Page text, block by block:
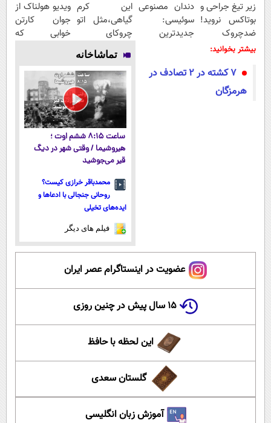
زیر تیغ جراحی و
بوتاکس نروید!
ضدچروک
جلبک
دندان مصنوعی
سوئیسی:
جدیدترین
پرداخت قسطی
این کرم
گیاهی،مثل اتو
چروکای
پوستتوصاف
میکنه!50%تخفیف
ویدیو هولناک از
جوان کارتن
خوابی که
بیشتر بخوانید:
۷ کشته در ۲ تصادف در
هرمزگان
تماشاخانه
ساعت ۸:۱۵ ششم اوت ؛
هیروشیما / وقتی شهر در دیگ
قیر می‌جوشید
محمدباقر خرازی کیست؟
روحانی جنجالی با ادعاها و
ایده‌های تخیلی
فیلم های دیگر
عضویت در اینستاگرام عصر ایران
۱۵ سال پیش در چنین روزی
این لحظه با حافظ
گلستان سعدی
آموزش زبان انگلیسی